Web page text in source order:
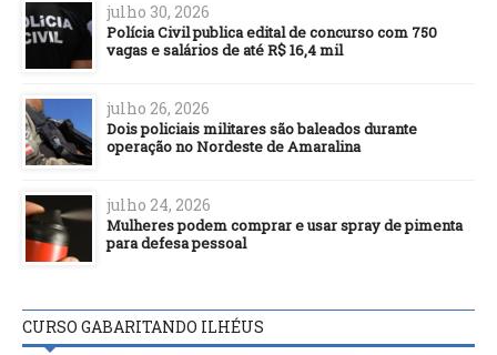
julho 30, 2026
Polícia Civil publica edital de concurso com 750
vagas e salários de até R$ 16,4 mil
julho 26, 2026
Dois policiais militares são baleados durante
operação no Nordeste de Amaralina
julho 24, 2026
Mulheres podem comprar e usar spray de pimenta
para defesa pessoal
CURSO GABARITANDO ILHÉUS